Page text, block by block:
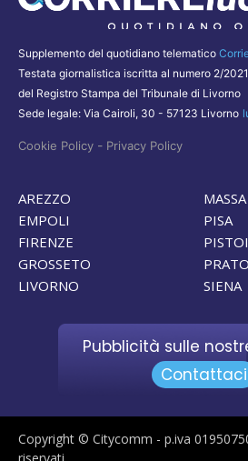
Supplemento del quotidiano telematico
Testata giornalistica iscritta al numero 2/2021
del Registro Stampa del Tribunale di Livorno
Sede legale: Via Cairoli, 30 - 57123 Livorno
Cookie Policy - Privacy Policy
AREZZO
EMPOLI
FIRENZE
GROSSETO
LIVORNO
PISA
PRATO
SIENA
Pubblicità sulle
Contattaci
Copyright © Citycomm - p.iva